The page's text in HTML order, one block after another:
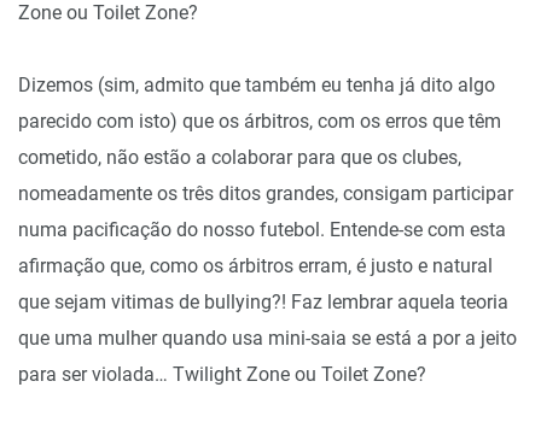
Zone ou Toilet Zone?
Dizemos (sim, admito que também eu tenha já dito algo
parecido com isto) que os árbitros, com os erros que têm
cometido, não estão a colaborar para que os clubes,
nomeadamente os três ditos grandes, consigam participar
numa pacificação do nosso futebol. Entende-se com esta
afirmação que, como os árbitros erram, é justo e natural
que sejam vitimas de bullying?! Faz lembrar aquela teoria
que uma mulher quando usa mini-saia se está a por a jeito
para ser violada… Twilight Zone ou Toilet Zone?